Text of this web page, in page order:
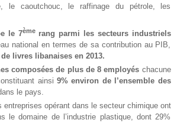
le caoutchouc, le raffinage du pétrole, les
le 7èmerang parmi les secteurs industriels
national en termes de sa contribution au PIB,
livres libanaises en 2013.
composées de plus de 8 employés chacune
ainsi 9% environ de l’ensemble des
le pays.
entreprises opérant dans le secteur chimique ont
le domaine de l’industrie plastique, dont 29%